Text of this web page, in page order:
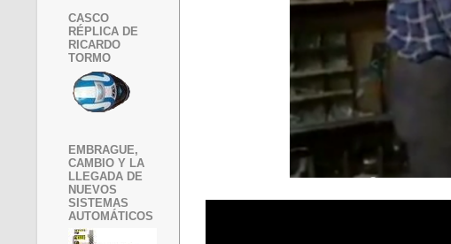
CASCO
RÉPLICA DE
RICARDO
TORMO
EMBRAGUE,
CAMBIO Y LA
LLEGADA DE
NUEVOS
SISTEMAS
AUTOMÁTICOS